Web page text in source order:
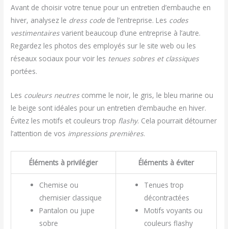
Avant de choisir votre tenue pour un entretien d’embauche en
hiver, analysez le dress code de l’entreprise. Les codes
vestimentairesvarient beaucoup d’une entreprise à l’autre.
Regardez les photos des employés sur le site web ou les
réseaux sociaux pour voir les tenues sobres et classiques
portées.
Les couleurs neutrescomme le noir, le gris, le bleu marine ou
le beige sont idéales pour un entretien d’embauche en hiver.
Évitez les motifs et couleurs trop flashy. Cela pourrait détourner
l’attention de vos impressions premières.
Éléments à privilégier Éléments à éviter
Chemise ou
chemisier classique
Pantalon ou jupe
sobre
Tenues trop
décontractées
Motifs voyants ou
couleurs flashy